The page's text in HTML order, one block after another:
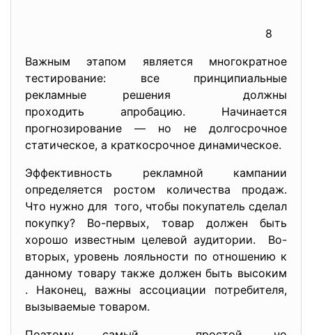
8
Важным этапом является многократное
тестирование: все принципиальные
рекламные решения должны
проходить апробацию. Начинается
прогнозирование — но не долгосрочное
статическое, а краткосрочное динамическое.
Эффективность рекламной кампании
определяется ростом количества продаж.
Что нужно для того, чтобы покупатель сделал
покупку? Во-первых, товар должен быть
хорошо известным целевой аудитории. Во-
вторых, уровень лояльности по отношению к
данному товару также должен быть высоким
. Наконец, важны ассоциации потребителя,
вызываемые товаром.